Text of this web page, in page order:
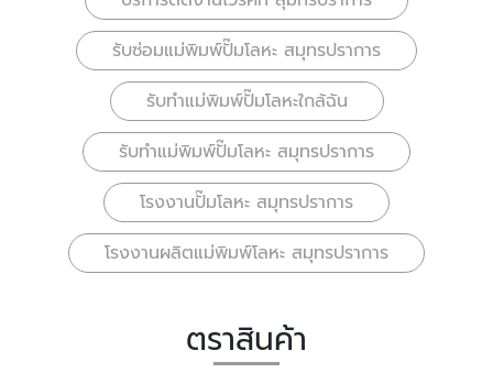
รับซ่อมแม่พิมพ์ปั๊มโลหะ สมุทรปราการ
รับทําแม่พิมพ์ปั๊มโลหะใกล้ฉัน
รับทำแม่พิมพ์ปั๊มโลหะ สมุทรปราการ
โรงงานปั๊มโลหะ สมุทรปราการ
โรงงานผลิตแม่พิมพ์โลหะ สมุทรปราการ
ตราสินค้า